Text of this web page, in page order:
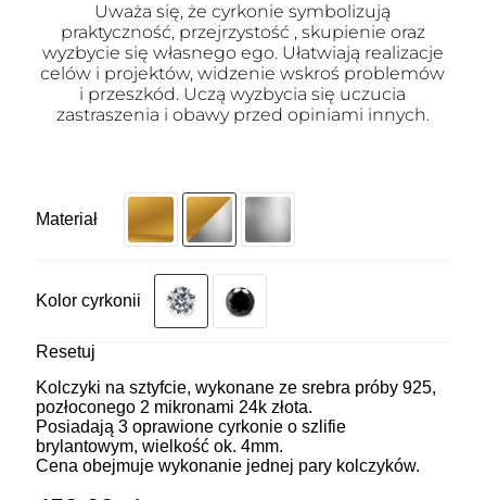
Uważa się, że cyrkonie symbolizują
praktyczność, przejrzystość , skupienie oraz
wyzbycie się własnego ego. Ułatwiają realizacje
celów i projektów, widzenie wskroś problemów
i przeszkód. Uczą wyzbycia się uczucia
zastraszenia i obawy przed opiniami innych.
Materiał
Kolor cyrkonii
Resetuj
Kolczyki na sztyfcie, wykonane ze srebra próby 925,
pozłoconego 2 mikronami 24k złota.
Posiadają 3 oprawione cyrkonie o szlifie
brylantowym, wielkość ok. 4mm.
Cena obejmuje wykonanie jednej pary kolczyków.